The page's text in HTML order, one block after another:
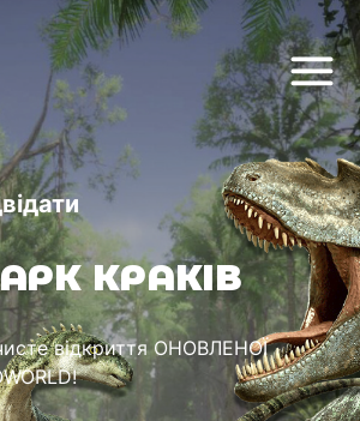
КРАКІВ
відкриття ОНОВЛЕНОЇ